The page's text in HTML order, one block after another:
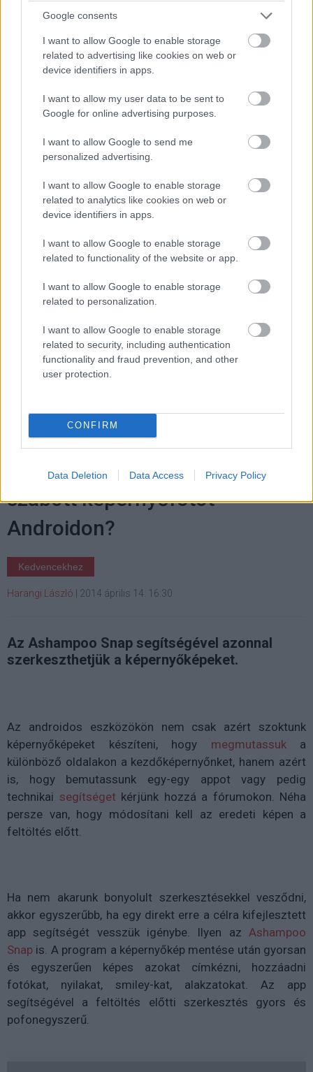
Google consents
I want to allow Google to enable storage
related to advertising like cookies on web or
device identifiers in apps.
I want to allow my user data to be sent to
Google for online advertising purposes.
I want to allow Google to send me
personalized advertising.
I want to allow Google to enable storage
related to analytics like cookies on web or
device identifiers in apps.
I want to allow Google to enable storage
related to functionality of the website or app.
I want to allow Google to enable storage
related to personalization.
I want to allow Google to enable storage
related to security, including authentication
functionality and fraud prevention, and other
user protection.
CONFIRM
Data Deletion Data Access Privacy Policy
rendelkezésre az okosszemüveg, így feltehetően csak a
itt olvashatóak
megadniuk az adataikat a linken található űrlapon,
ugyanis akkor értesítő e-mailt kapnak az akció
(Forrás: Google , 9to5Google
Pulzusméréssel segíti a biztonságos mozgást az új
balatoni kardioösvény (X)
4 és egy 8 km-es egészségügyi tanösvény nyílt
#google #google glass
#okosszemüveg
#amerikai egyesült államok
Hogyan készítsünk testre
szabott képernyőfotót
Androidon?
Kedvencekhez
Harangi László 2014 április 14. 16:30
Az Ashampoo Snap segítségével azonnal
szerkeszthetjük a képernyőképeket.
Az androidos eszközökön nem csak azért szoktunk
képernyőképeket készíteni, hogy megmutassuka
különböző oldalakon a kezdőképernyőnket, hanem azért
is, hogy bemutassunk egy-egy appot vagy pedig
technikai segítséget kérjünk hozzá a fórumokon. Néha
persze van, hogy módosítani kell az eredeti képen a
feltöltés előtt.
Ha nem akarunk bonyolult szerkesztésekkel vesződni,
akkor egyszerűbb, ha egy direkt erre a célra kifejlesztett
app segítségét vesszük igénybe. Ilyen az Ashampoo
Snap is. A program a képernyőkép mentése után gyorsan
és egyszerűen képes azokat címkézni, hozzáadni
fotókat, nyilakat, smiley-kat, alakzatokat. Az app
segítségével a feltöltés előtti szerkesztés gyors és
pofonegyszerű.